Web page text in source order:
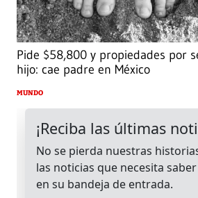
Pide $58,800 y propiedades por
hijo: cae padre en México
MUNDO